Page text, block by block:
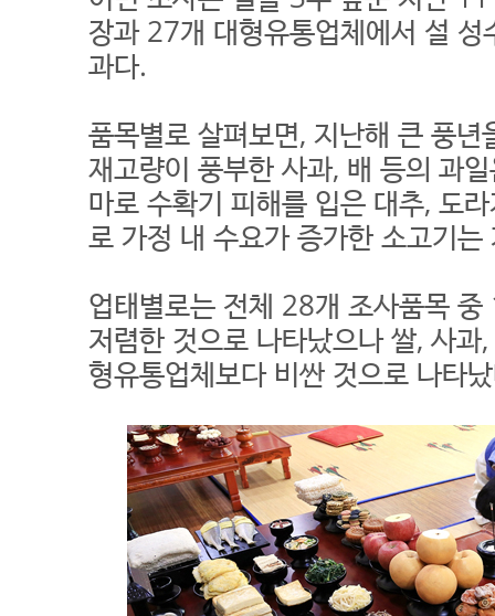
장과 27개 대형유통업체에서 설
과다.
품목별로 살펴보면, 지난해 큰 풍
재고량이 풍부한 사과, 배 등의 과
마로 수확기 피해를 입은 대추, 도
로 가정 내 수요가 증가한 소고기는
업태별로는 전체 28개 조사품목
저렴한 것으로 나타났으나 쌀, 사
형유통업체보다 비싼 것으로 나타